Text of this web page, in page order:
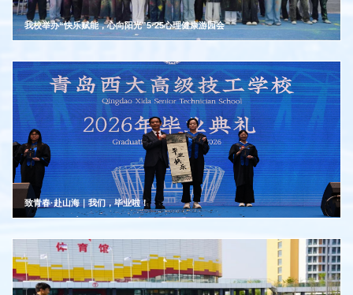
我校举办“快乐赋能，心向阳光”5·25心理健康游园会
致青春·赴山海｜我们，毕业啦！